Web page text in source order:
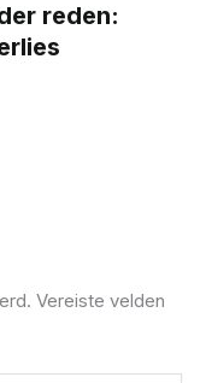
reden:
Vereiste velden